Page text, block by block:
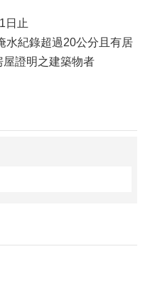
日止
水紀錄超過20公分且有居
證明之建築物者